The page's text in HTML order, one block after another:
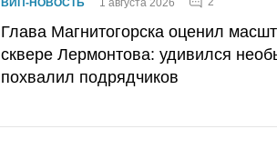
Глава Магнитогорска оценил
сквере Лермонтова: удивился
похвалил подрядчиков